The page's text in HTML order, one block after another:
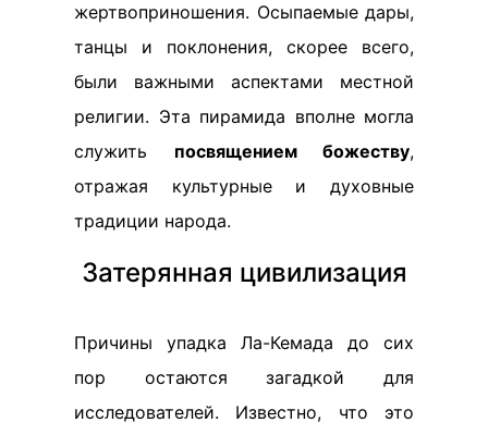
жертвоприношения. Осыпаемые дары,
танцы и поклонения, скорее всего,
были важными аспектами местной
религии. Эта пирамида вполне могла
служить посвящением божеству,
отражая культурные и духовные
традиции народа.
Затерянная цивилизация
Причины упадка Ла-Кемадa до сих
пор остаются загадкой для
исследователей. Известно, что это